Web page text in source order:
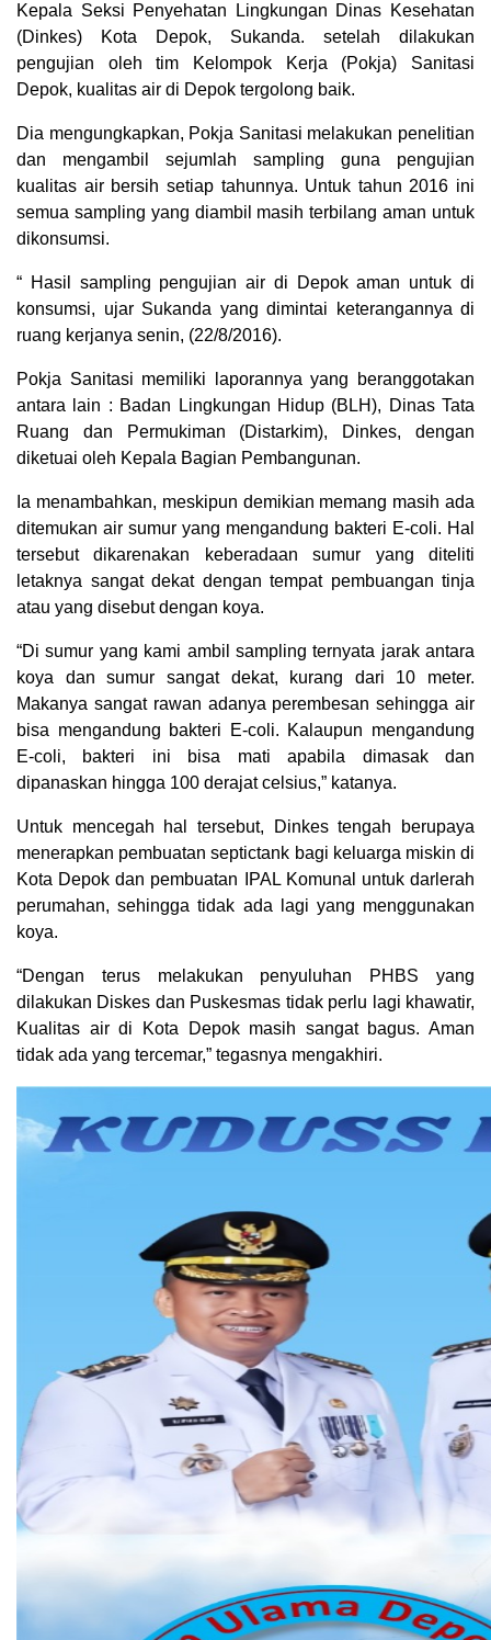
Kepala Seksi Penyehatan Lingkungan Dinas Kesehatan
(Dinkes) Kota Depok, Sukanda. setelah dilakukan
pengujian oleh tim Kelompok Kerja (Pokja) Sanitasi
Depok, kualitas air di Depok tergolong baik.
Dia mengungkapkan, Pokja Sanitasi melakukan penelitian
dan mengambil sejumlah sampling guna pengujian
kualitas air bersih setiap tahunnya. Untuk tahun 2016 ini
semua sampling yang diambil masih terbilang aman untuk
dikonsumsi.
“ Hasil sampling pengujian air di Depok aman untuk di
konsumsi, ujar Sukanda yang dimintai keterangannya di
ruang kerjanya senin, (22/8/2016).
Pokja Sanitasi memiliki laporannya yang beranggotakan
antara lain : Badan Lingkungan Hidup (BLH), Dinas Tata
Ruang dan Permukiman (Distarkim), Dinkes, dengan
diketuai oleh Kepala Bagian Pembangunan.
Ia menambahkan, meskipun demikian memang masih ada
ditemukan air sumur yang mengandung bakteri E-coli. Hal
tersebut dikarenakan keberadaan sumur yang diteliti
letaknya sangat dekat dengan tempat pembuangan tinja
atau yang disebut dengan koya.
“Di sumur yang kami ambil sampling ternyata jarak antara
koya dan sumur sangat dekat, kurang dari 10 meter.
Makanya sangat rawan adanya perembesan sehingga air
bisa mengandung bakteri E-coli. Kalaupun mengandung
E-coli, bakteri ini bisa mati apabila dimasak dan
dipanaskan hingga 100 derajat celsius,” katanya.
Untuk mencegah hal tersebut, Dinkes tengah berupaya
menerapkan pembuatan septictank bagi keluarga miskin di
Kota Depok dan pembuatan IPAL Komunal untuk darlerah
perumahan, sehingga tidak ada lagi yang menggunakan
koya.
“Dengan terus melakukan penyuluhan PHBS yang
dilakukan Diskes dan Puskesmas tidak perlu lagi khawatir,
Kualitas air di Kota Depok masih sangat bagus. Aman
tidak ada yang tercemar,” tegasnya mengakhiri.